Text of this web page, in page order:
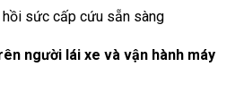
sức cấp cứu sẵn sàng
người lái xe và vận hành máy